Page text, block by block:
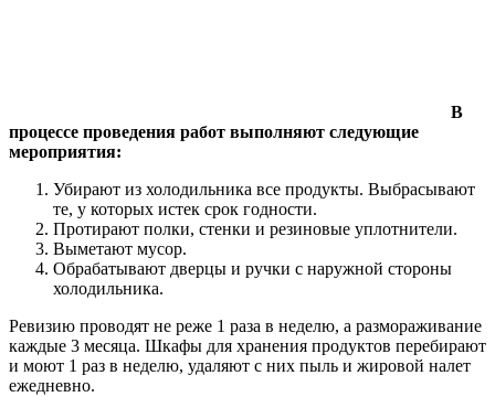
В
процессе проведения работ выполняют следующие
мероприятия:
Убирают из холодильника все продукты. Выбрасывают
те, у которых истек срок годности.
Протирают полки, стенки и резиновые уплотнители.
Выметают мусор.
Обрабатывают дверцы и ручки с наружной стороны
холодильника.
Ревизию проводят не реже 1 раза в неделю, а размораживание
каждые 3 месяца. Шкафы для хранения продуктов перебирают
и моют 1 раз в неделю, удаляют с них пыль и жировой налет
ежедневно.